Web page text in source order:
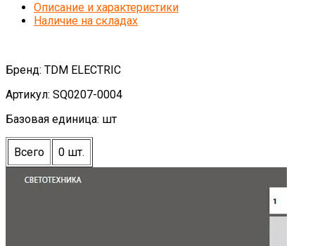
Описание и характеристики
Наличие на складах
Бренд: TDM ELECTRIC
Артикул: SQ0207-0004
Базовая единица: шт
Всего 0 шт.